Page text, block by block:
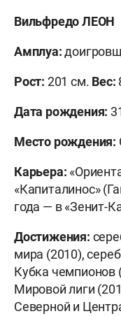
Вильфредо ЛЕОН
Амплуа:
Рост: 201 см. Вес:
Дата рождения:
Место рождения:
Карьера:
«Капиталинос»
года — в «Зенит-
Достижения:
мира (2010),
Кубка чемпионов
Мировой лиги
Северной и